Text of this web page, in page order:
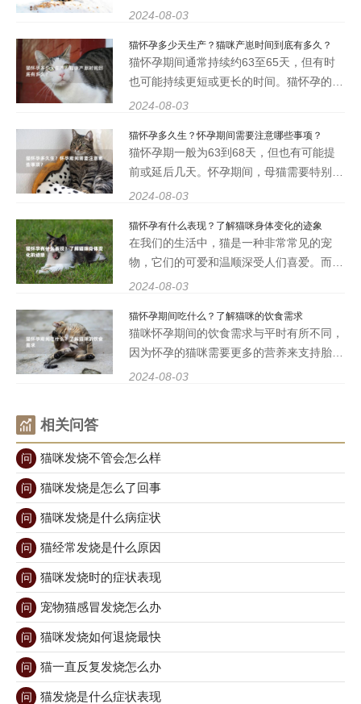
健康。孕期护理对于猫猫来说尤为重要，因
化。我们将探讨猫猫怀孕了需要注意些什
么？以及孕期护理小贴士，帮
2024-08-03
猫怀孕多少天生产？猫咪产崽时间到底有多久？
猫怀孕期间通常持续约63至65天，但有时
也可能持续更短或更长的时间。猫怀孕的最
初几周，可能不会显示明显的体征，但随着
来。猫咪怀孕期间的体重会逐渐增加，腹部
会慢慢变大，乳头也会变得
2024-08-03
猫怀孕多久生？怀孕期间需要注意哪些事项？
猫怀孕期一般为63到68天，但也有可能提
前或延后几天。怀孕期间，母猫需要特别注
意饮食和环境，保持身体健康，以确保顺利
孕期间，母猫需要定期进行产前检查，保持
室内环境清洁，避免感染，提供
2024-08-03
猫怀孕有什么表现？了解猫咪身体变化的迹象
在我们的生活中，猫是一种非常常见的宠
物，它们的可爱和温顺深受人们喜爱。而作
为猫主人，了解猫咪的身体变化迹象尤为重
家详细介绍猫怀孕的表现，帮助猫主人更好
地照顾自己的爱猫。 1、
2024-08-03
猫怀孕期间吃什么？了解猫咪的饮食需求
猫咪怀孕期间的饮食需求与平时有所不同，
因为怀孕的猫咪需要更多的营养来支持胎儿
的生长和发育。在这个特殊的时期，主人需
2024-08-03
相关问答
问 猫咪发烧不管会怎么样
问 猫咪发烧是怎么了回事
问 猫咪发烧是什么病症状
问 猫经常发烧是什么原因
问 猫咪发烧时的症状表现
问 宠物猫感冒发烧怎么办
问 猫咪发烧如何退烧最快
问 猫一直反复发烧怎么办
问 猫发烧是什么症状表现